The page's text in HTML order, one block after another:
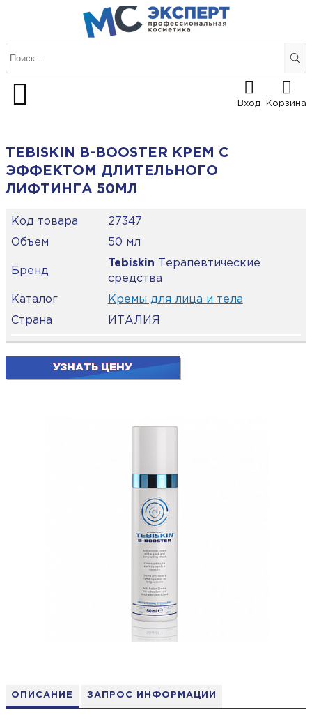
Вход Корзина
ОПИСАНИЕ ЗАПРОС ИНФОРМАЦИИ
TEBISKIN B-BOOSTER КРЕМ С
ЭФФЕКТОМ ДЛИТЕЛЬНОГО
ЛИФТИНГА 50МЛ
Код товара
27347
Объем
50 мл
Бренд
Tebiskin Терапевтические
средства
Каталог
Кремы для лица и тела
Страна
ИТАЛИЯ
УЗНАТЬ ЦЕНУ